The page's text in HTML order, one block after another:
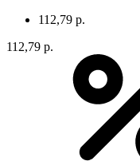
112,79 р.
112,79 р.